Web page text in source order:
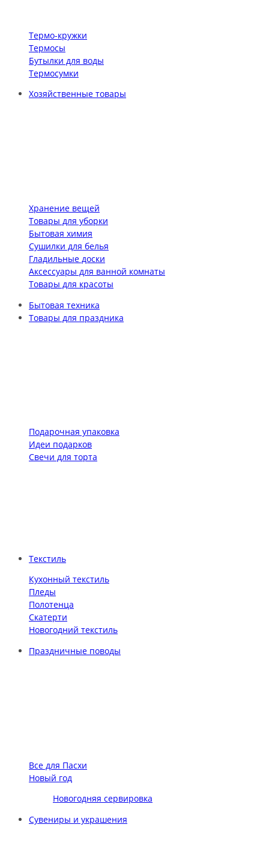
Термо-кружки
Термосы
Бутылки для воды
Термосумки
Хозяйственные товары
Хранение вещей
Товары для уборки
Бытовая химия
Сушилки для белья
Гладильные доски
Аксессуары для ванной комнаты
Товары для красоты
Бытовая техника
Товары для праздника
Подарочная упаковка
Идеи подарков
Свечи для торта
Текстиль
Кухонный текстиль
Пледы
Полотенца
Скатерти
Новогодний текстиль
Праздничные поводы
Все для Пасхи
Новый год
Новогодняя сервировка
Сувениры и украшения